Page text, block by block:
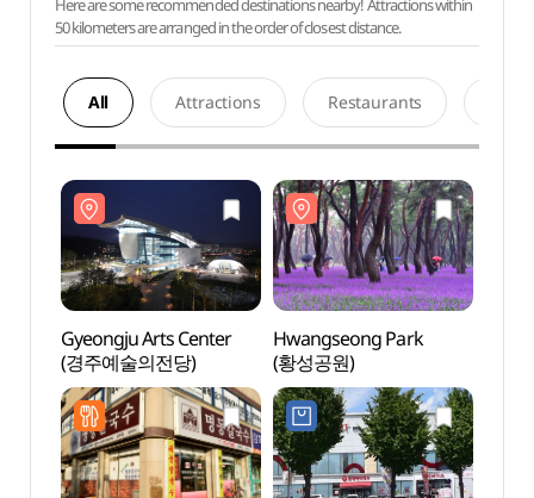
Here are some recommended destinations nearby! Attractions within
50 kilometers are arranged in the order of closest distance.
All Attractions Restaurants
Gyeongju Arts Center
(경주예술의전당)
Hwangseong Park
(황성공원)